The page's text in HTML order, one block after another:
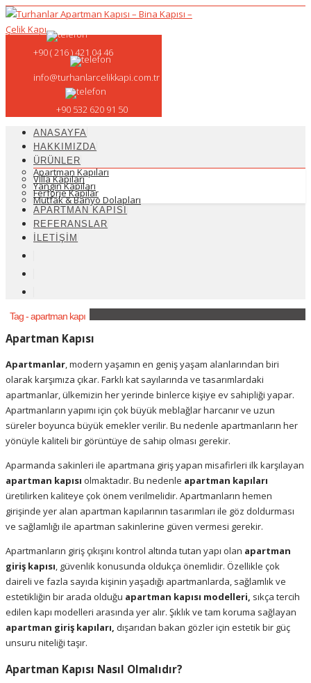
+90 ( 216 ) 421 04 46
info@turhanlarcelikkapi.com.tr
+90 532 620 91 50
ANASAYFA
HAKKIMIZDA
ÜRÜNLER
Apartman Kapıları
Villa Kapıları
Yangın Kapıları
Ferforje Kapılar
Mutfak & Banyo Dolapları
APARTMAN KAPISI
REFERANSLAR
İLETİŞİM
Tag - apartman kapı
Apartman Kapısı
Apartmanlar, modern yaşamın en geniş yaşam alanlarından biri
olarak karşımıza çıkar. Farklı kat sayılarında ve tasarımlardaki
apartmanlar, ülkemizin her yerinde binlerce kişiye ev sahipliği yapar.
Apartmanların yapımı için çok büyük meblağlar harcanır ve uzun
süreler boyunca büyük emekler verilir. Bu nedenle apartmanların her
yönüyle kaliteli bir görüntüye de sahip olması gerekir.
Aparmanda sakinleri ile apartmana giriş yapan misafirleri ilk karşılayan
apartman kapısı olmaktadır. Bu nedenle apartman kapıları
üretilirken kaliteye çok önem verilmelidir. Apartmanların hemen
girişinde yer alan apartman kapılarının tasarımları ile göz doldurması
ve sağlamlığı ile apartman sakinlerine güven vermesi gerekir.
Apartmanların giriş çıkışını kontrol altında tutan yapı olan apartman
giriş kapısı, güvenlik konusunda oldukça önemlidir. Özellikle çok
daireli ve fazla sayıda kişinin yaşadığı apartmanlarda, sağlamlık ve
estetikliğin bir arada olduğu apartman kapısı modelleri, sıkça tercih
edilen kapı modelleri arasında yer alır. Şıklık ve tam koruma sağlayan
apartman giriş kapıları, dışarıdan bakan gözler için estetik bir güç
unsuru niteliği taşır.
Apartman Kapısı Nasıl Olmalıdır?